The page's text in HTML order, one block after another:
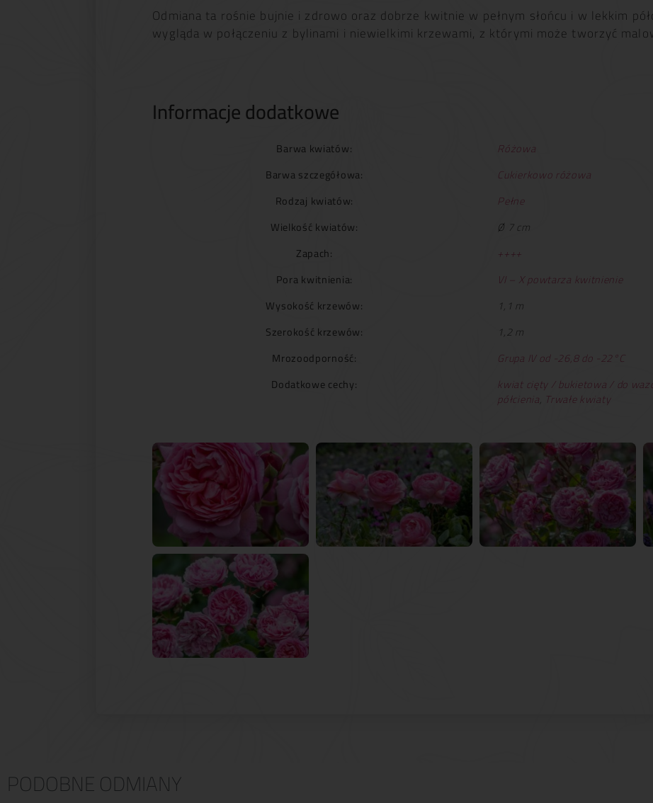
Odmiana ta rośnie bujnie i zdrowo oraz dobrze kwitnie w pełnym słońcu i w lekkim
wygląda w połączeniu z bylinami i niewielkimi krzewami, z którymi może tworzyć
Informacje dodatkowe
Barwa kwiatów:
Różowa
Barwa szczegółowa:
Cukierkowo różowa
Rodzaj kwiatów:
Pełne
Wielkość kwiatów:
Ø 7 cm
Zapach:
++++
Pora kwitnienia:
VI – X powtarza kwitnienie
Wysokość krzewów:
1,1 m
Szerokość krzewów:
1,2 m
Mrozoodporność:
Grupa IV od -26,8 do -22°C
Dodatkowe cechy:
kwiat cięty / bukietowa / do
półcienia, Trwałe kwiaty
PODOBNE ODMIANY